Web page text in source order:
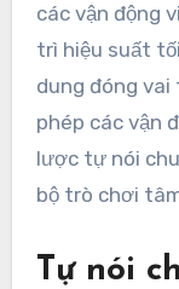
các vận động
trì hiệu suất
dung đóng vai
phép các vận
lược tự nói
bộ trò chơi
Tự nói